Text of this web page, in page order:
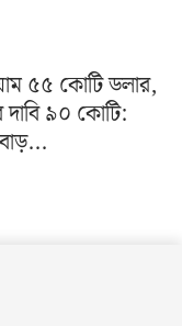
৫৫ কোটি ডলার,
দাবি ৯০ কোটি: